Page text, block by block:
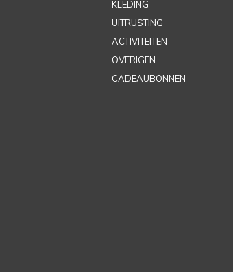
KLEDING
UITRUSTING
ACTIVITEITEN
OVERIGEN
CADEAUBONNEN